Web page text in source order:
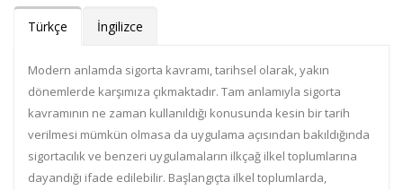
Türkçe İngilizce
Modern anlamda sigorta kavramı, tarihsel olarak, yakın
dönemlerde karşımıza çıkmaktadır. Tam anlamıyla sigorta
kavramının ne zaman kullanıldığı konusunda kesin bir tarih
verilmesi mümkün olmasa da uygulama açısından bakıldığında
sigortacılık ve benzeri uygulamaların ilkçağ ilkel toplumlarına
dayandığı ifade edilebilir. Başlangıçta ilkel toplumlarda,